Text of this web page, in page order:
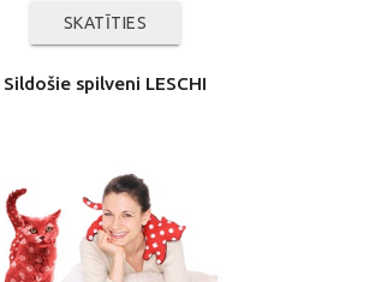
SKATĪTIES
Sildošie spilveni LESCHI